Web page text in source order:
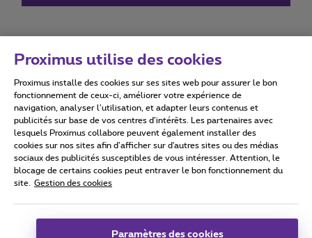
Conditions d'utilisation Accessibility statement
Tous droits réservés. © 2026
Conditions générales, info consommateur
Coordonnées de l’entreprise
Proximus utilise des cookies
Proximus installe des cookies sur ses sites web pour assurer le bon
fonctionnement de ceux-ci, améliorer votre expérience de
navigation, analyser l’utilisation, et adapter leurs contenus et
publicités sur base de vos centres d’intérêts. Les partenaires avec
lesquels Proximus collabore peuvent également installer des
cookies sur nos sites afin d’afficher sur d'autres sites ou des médias
sociaux des publicités susceptibles de vous intéresser. Attention, le
blocage de certains cookies peut entraver le bon fonctionnement du
site.
Gestion des cookies
Paramètres des cookies